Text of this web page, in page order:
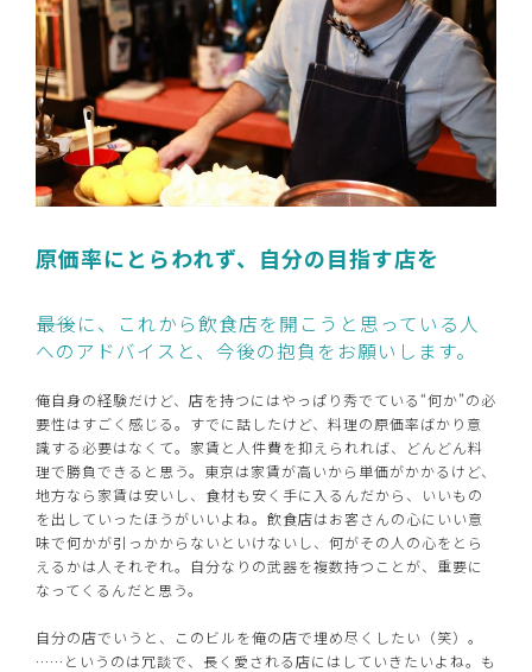
原価率にとらわれず、自分の目指す店を
――最後に、これから飲食店を開こうと思っている人
へのアドバイスと、今後の抱負をお願いします。
俺自身の経験だけど、店を持つにはやっぱり秀でている“何か”の必
要性はすごく感じる。すでに話したけど、料理の原価率ばかり意
識する必要はなくて。家賃と人件費を抑えられれば、どんどん料
理で勝負できると思う。東京は家賃が高いから単価がかかるけど、
地方なら家賃は安いし、食材も安く手に入るんだから、いいもの
を出していったほうがいいよね。飲食店はお客さんの心にいい意
味で何かが引っかからないといけないし、何がその人の心をとら
えるかは人それぞれ。自分なりの武器を複数持つことが、重要に
なってくるんだと思う。
自分の店でいうと、このビルを俺の店で埋め尽くしたい（笑）。
……というのは冗談で、長く愛される店にはしていきたいよね。も